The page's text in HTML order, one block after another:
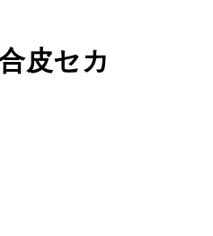
皮セカ